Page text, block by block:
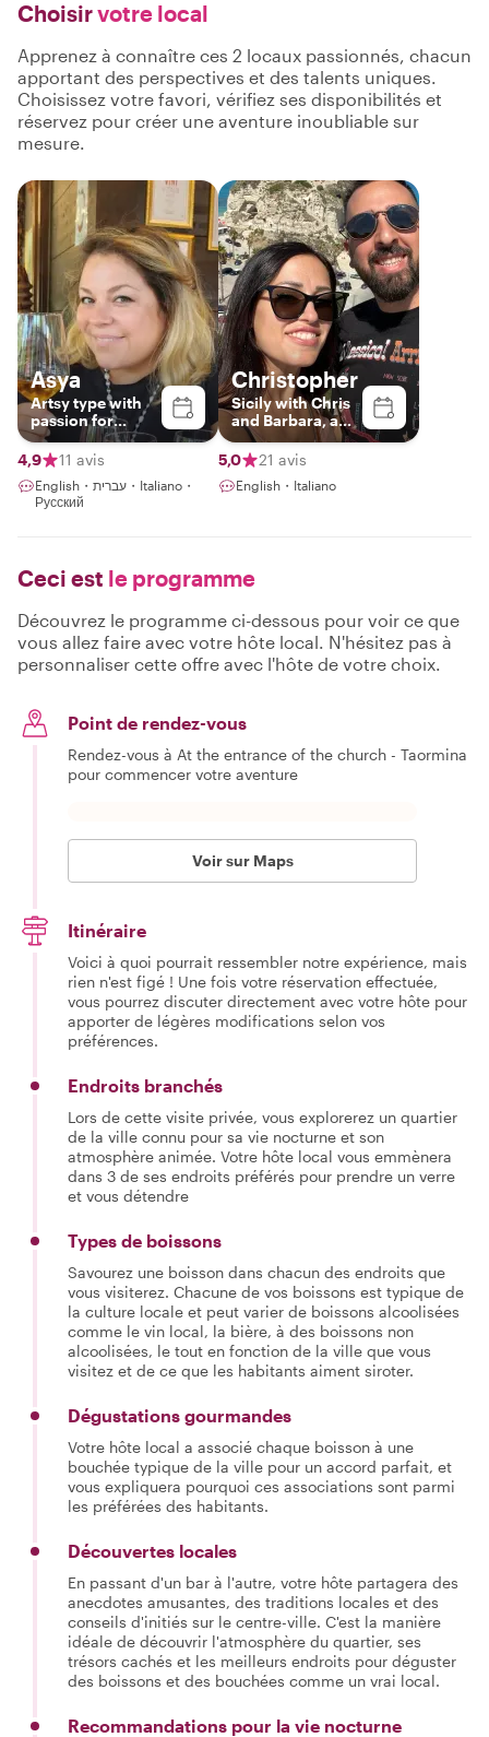
Choisirvotre local
Apprenez à connaître ces 2 locaux passionnés, chacun
apportant des perspectives et des talents uniques.
Choisissez votre favori, vérifiez ses disponibilités et
réservez pour créer une aventure inoubliable sur
mesure.
Asya
Artsy type with
passion for
history and food
4,9
11 avis
English・עברית・Italiano・
Русский
Christopher
Sicily with Chris
and Barbara, a
real locals!
5,0
21 avis
English・Italiano
Ceci est le programme
Découvrez le programme ci-dessous pour voir ce que
vous allez faire avec votre hôte local. N'hésitez pas à
personnaliser cette offre avec l'hôte de votre choix.
Point de rendez-vous
Rendez-vous à At the entrance of the church - Taormina
pour commencer votre aventure
Voir sur Maps
Itinéraire
Voici à quoi pourrait ressembler notre expérience, mais
rien n'est figé ! Une fois votre réservation effectuée,
vous pourrez discuter directement avec votre hôte pour
apporter de légères modifications selon vos
préférences.
Endroits branchés
Lors de cette visite privée, vous explorerez un quartier
de la ville connu pour sa vie nocturne et son
atmosphère animée. Votre hôte local vous emmènera
dans 3 de ses endroits préférés pour prendre un verre
et vous détendre
Types de boissons
Savourez une boisson dans chacun des endroits que
vous visiterez. Chacune de vos boissons est typique de
la culture locale et peut varier de boissons alcoolisées
comme le vin local, la bière, à des boissons non
alcoolisées, le tout en fonction de la ville que vous
visitez et de ce que les habitants aiment siroter.
Dégustations gourmandes
Votre hôte local a associé chaque boisson à une
bouchée typique de la ville pour un accord parfait, et
vous expliquera pourquoi ces associations sont parmi
les préférées des habitants.
Découvertes locales
En passant d'un bar à l'autre, votre hôte partagera des
anecdotes amusantes, des traditions locales et des
conseils d'initiés sur le centre-ville. C'est la manière
idéale de découvrir l'atmosphère du quartier, ses
trésors cachés et les meilleurs endroits pour déguster
des boissons et des bouchées comme un vrai local.
Recommandations pour la vie nocturne